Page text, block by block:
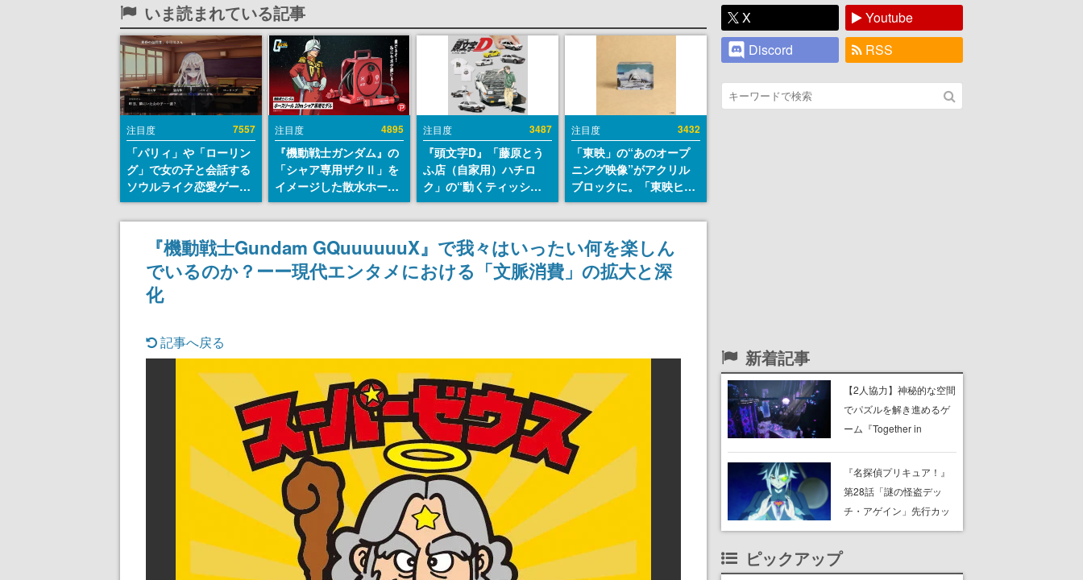
いま読まれている記事
注目度 7557
「パリィ」や「ローリン
グ」で女の子と会話する
ソウルライク恋愛ゲーム
『小早川さんはソウルラ
イク』無料公開。返事に
失敗すると「YOU
DIED」
注目度 4895
『機動戦士ガンダム』の
「シャア専用ザクⅡ」を
イメージした散水ホース
リールが予約開始。本体
にはシャアのパーソナル
マークやジオン公国軍の
エンブレム、型式番号な
どを配置
注目度 3487
『頭文字D』「藤原とう
ふ店（自家用）ハチロ
ク」の“動くティッシュ
ケース”が買えるポップ
アップショップが開催
へ。マンガの舞台である
群馬の「イオンモール高
崎」にて、8月11日から8
注目度 3432
「東映」の“あのオープ
ニング映像”がアクリル
ブロックに。「東映ヒス
トリカル グッズコレクシ
ョン」が8月下旬より発
『機動戦士Gundam GQuuuuuuX』で我々はいったい何を楽しん
でいるのか？ーー現代エンタメにおける「文脈消費」の拡大と深
化
記事へ戻る
X
Youtube
Discord
RSS
新着記事
【2人協力】神秘的な空間
でパズルを解き進めるゲ
ーム『Together in
8月8日Steamでリリー
ス。時に忘れ去られた世
界の古代洞窟を舞台に、4
『名探偵プリキュア！』
第28話「謎の怪盗デッ
チ・アゲイン」先行カッ
ト解禁。泣きぼくろにモ
ピックアップ